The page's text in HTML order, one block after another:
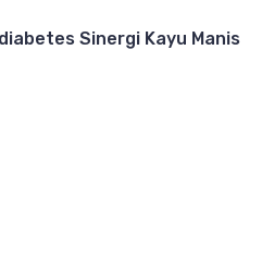
Sinergi Kayu Manis